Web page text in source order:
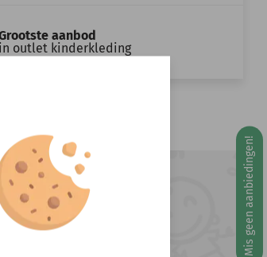
aanbod
in outlet kinderkleding
Mis geen aanbiedingen!